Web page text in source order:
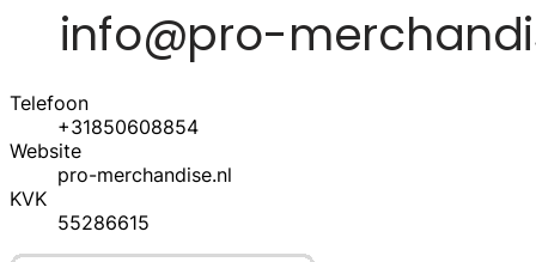
Telefoon
+31850608854
Website
pro-merchandise.nl
KVK
55286615